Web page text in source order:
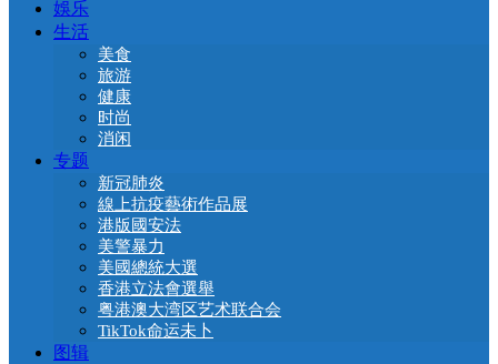
娛乐
生活
美食
旅游
健康
时尚
消闲
专题
新冠肺炎
線上抗疫藝術作品展
港版國安法
美警暴力
美國總統大選
香港立法會選舉
粤港澳大湾区艺术联合会
TikTok命运未卜
图辑